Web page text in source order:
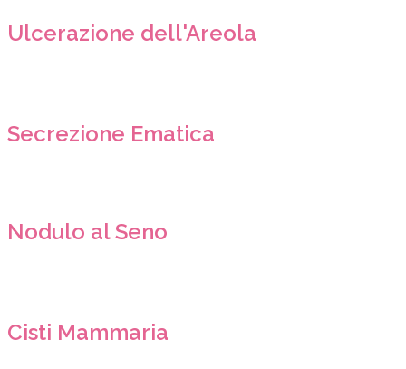
Ulcerazione dell'Areola
Secrezione Ematica
Nodulo al Seno
Cisti Mammaria